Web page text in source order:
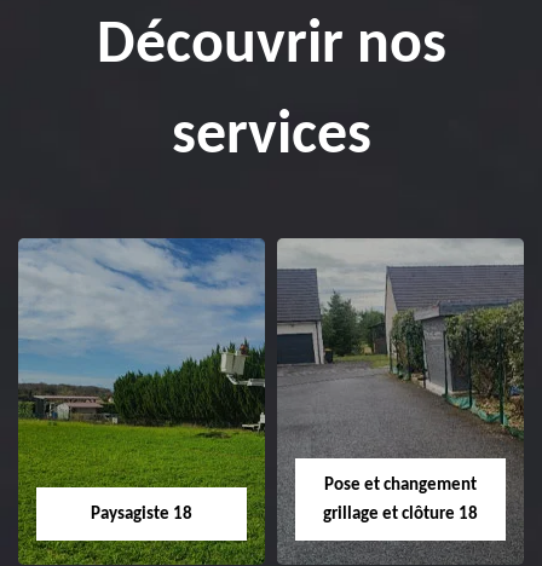
Découvrir nos
services
Paysagiste 18
Pose et changement
grillage et clôture 18